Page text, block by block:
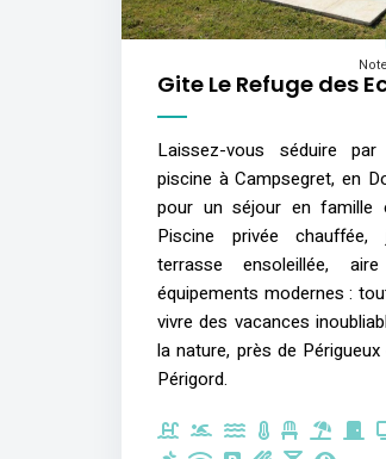
Gite Le Refuge des
Laissez-vous séduire
piscine à Campsegret, en
pour un séjour en famille
Piscine privée chauffée,
terrasse ensoleillée,
équipements modernes :
vivre des vacances
la nature, près de
Périgord.